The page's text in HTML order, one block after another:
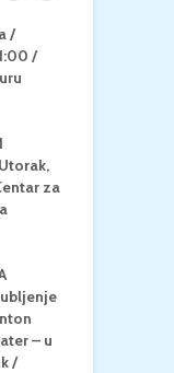
/
/
za
– u
/